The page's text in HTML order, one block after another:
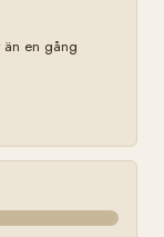
en gång